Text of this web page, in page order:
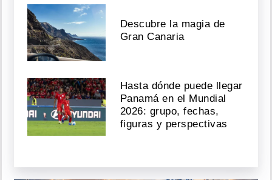
Descubre la magia de
Gran Canaria
Hasta dónde puede llegar
Panamá en el Mundial
2026: grupo, fechas,
figuras y perspectivas